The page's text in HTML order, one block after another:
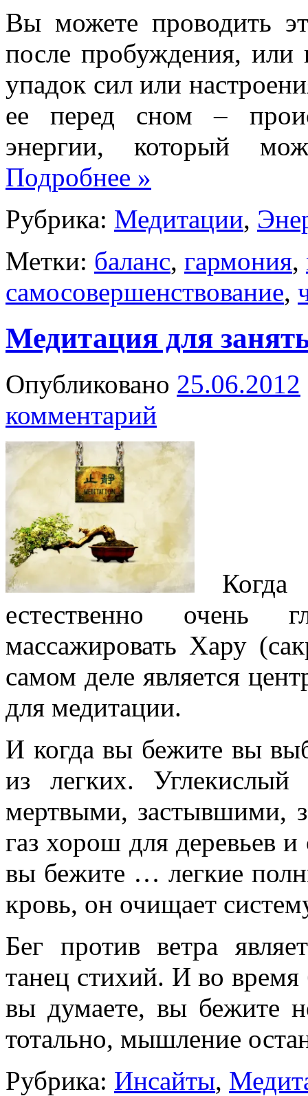
Вы можете проводить
после пробуждения, или
упадок сил или
ее перед сном –
энергии, который
Подробнее »
Рубрика: Медитации,
Метки: баланс, гармония,
самосовершенствование,
Медитация для
Опубликовано 25.06.2012
комментарий
Когда
естественно очень
массажировать Хару
самом деле является
для медитации.
И когда вы бежите вы
из легких.
мертвыми, застывшими,
газ хорош для деревьев
вы бежите … легкие
кровь, он очищает
Бег против ветра
танец стихий. И во
вы думаете, вы бежите
тотально, мышление
Рубрика: Инсайты,